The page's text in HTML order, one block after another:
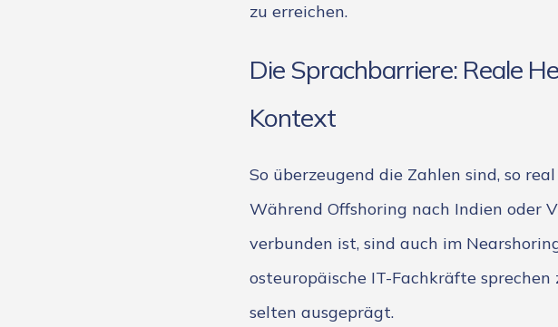
zu erreichen.
Die Sprachbarriere: Reale
Kontext
So überzeugend die Zahlen sind, so
Während Offshoring nach Indien oder
verbunden ist, sind auch im
osteuropäische IT-Fachkräfte
selten ausgeprägt.